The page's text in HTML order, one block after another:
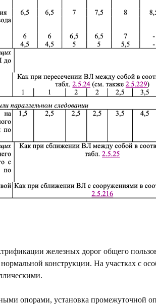
железных дорог общего
конструкции. На участках с
опорами, установка промежуточной